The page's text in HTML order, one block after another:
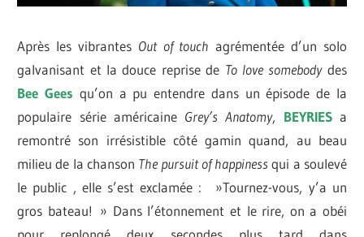
Après les vibrantes Out of touch agrémentée d’un solo
galvanisant et la douce reprise de To love somebodydes
Bee Gees qu’on a pu entendre dans un épisode de la
populaire série américaine Grey’s Anatomy, BEYRIESa
remontré son irrésistible côté gamin quand, au beau
milieu de la chanson The pursuit of happinessqui a soulevé
le public , elle s’est exclamée : »Tournez-vous, y’a un
gros bateau! » Dans l’étonnement et le rire, on a obéi